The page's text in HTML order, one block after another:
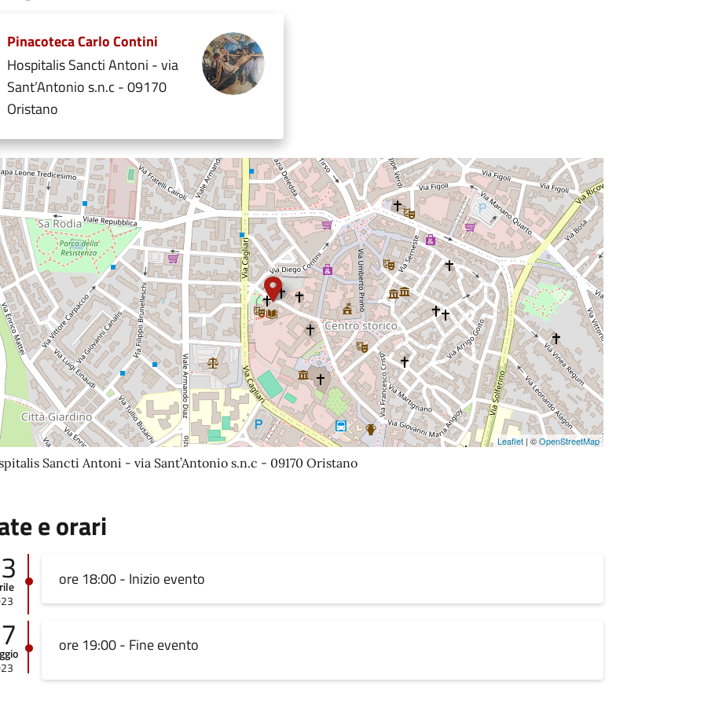
Pinacoteca Carlo Contini
Hospitalis Sancti Antoni - via
Sant’Antonio s.n.c - 09170
Oristano
Leaflet | ©OpenStreetMap
Sancti Antoni - via Sant’Antonio s.n.c - 09170 Oristano
e orari
ore 18:00 - Inizio evento
ore 19:00 - Fine evento